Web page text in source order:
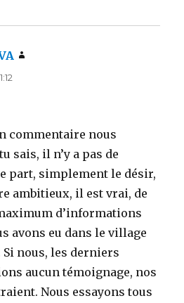
commentaire nous
sais, il n’y a pas de
part, simplement le désir,
ambitieux, il est vrai, de
d’informations
avons eu dans le village
Si nous, les derniers
aucun témoignage, nos
Nous essayons tous